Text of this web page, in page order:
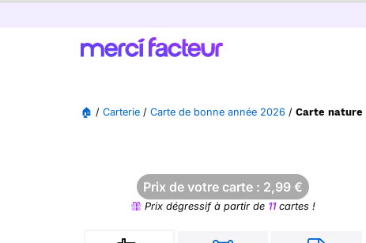
🏠 / Carterie / Carte de bonne année 2026 / Carte nature
Prix de votre carte : 2,99 €
Prix dégressif à partir de 11cartes !